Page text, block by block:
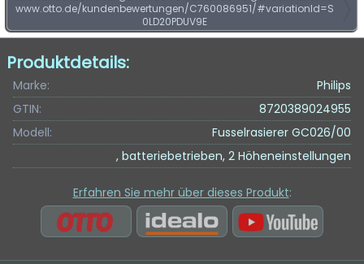
www.otto.de/kundenbewertungen/C760086951/#variationId=S
0LD20PDUV9E
Produktdetails:
Marke:
Philips
GTIN:
8720389024955
Modell:
Fusselrasierer GC026/00
, batteriebetrieben, 2 Höheneinstellungen
Erfahren Sie mehr über dieses Produkt: